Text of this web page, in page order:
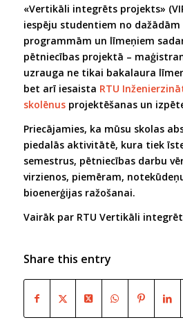
«Vertikāli integrēts projekts»
iespēju studentiem no
programmām un līmeņiem
pētniecības projektā –
uzrauga ne tikai bakalaura
bet arī iesaista RTU
skolēnusprojektēšanas un
Priecājamies, ka mūsu skolas
piedalās aktivitātē, kura tiek
semestrus, pētniecības darbu
virzienos, piemēram,
bioenerģijas ražošanai.
Vairāk par RTU Vertikāli
Share this entry